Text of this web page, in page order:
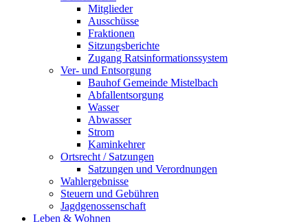
Mitglieder
Ausschüsse
Fraktionen
Sitzungsberichte
Zugang Ratsinformationssystem
Ver- und Entsorgung
Bauhof Gemeinde Mistelbach
Abfallentsorgung
Wasser
Abwasser
Strom
Kaminkehrer
Ortsrecht / Satzungen
Satzungen und Verordnungen
Wahlergebnisse
Steuern und Gebühren
Jagdgenossenschaft
Leben & Wohnen